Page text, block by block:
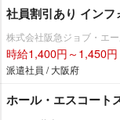
社員割引あり イン
株式会社阪急ジョブ・エ
時給1,400円～1,450円
派遣社員 / 大阪府
ホール・エスコート